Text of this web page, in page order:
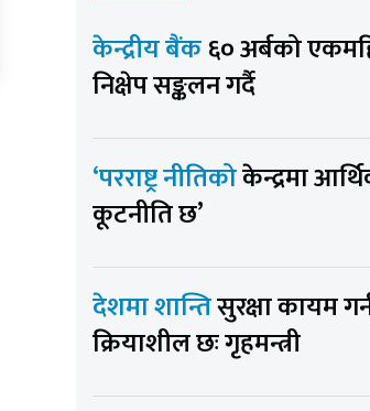
केन्द्रीय बैंक६० अर्बको
निक्षेप सङ्कलन गर्दै
‘परराष्ट्र नीतिकोकेन्द्रमा
कूटनीति छ’
देशमा शान्तिसुरक्षा कायम
क्रियाशील छः गृहमन्त्री